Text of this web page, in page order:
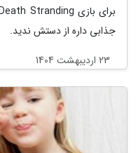
جذابی داره از دستش ندید.
23 اردیبهشت 1404